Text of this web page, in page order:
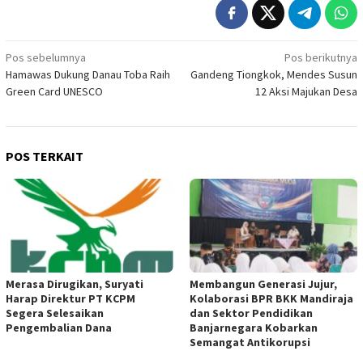
Navigasi
pos
Pos sebelumnya
Hamawas Dukung Danau Toba Raih
Green Card UNESCO
Pos berikutnya
Gandeng Tiongkok, Mendes Susun
12 Aksi Majukan Desa
POS TERKAIT
Merasa Dirugikan, Suryati
Harap Direktur PT KCPM
Segera Selesaikan
Pengembalian Dana
Membangun Generasi Jujur,
Kolaborasi BPR BKK Mandiraja
dan Sektor Pendidikan
Banjarnegara Kobarkan
Semangat Antikorupsi